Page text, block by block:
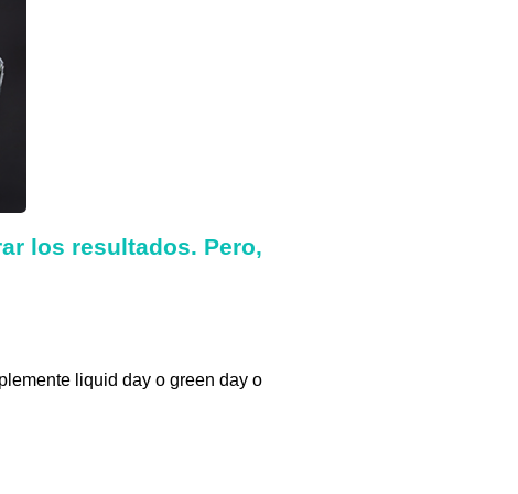
los resultados. Pero,
liquid day o green day o